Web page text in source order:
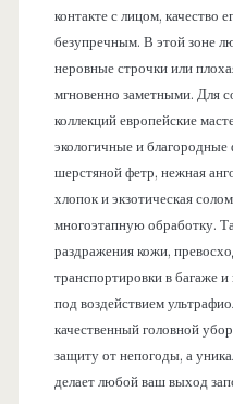
контакте с лицом, качество
безупречным. В этой зоне
неровные строчки или
мгновенно заметными. Для
коллекций европейские
экологичные и
шерстяной фетр, нежная
хлопок и экзотическая
многоэтапную обработку.
раздражения кожи,
транспортировки в багаже
под воздействием
качественный головной
защиту от непогоды, а
делает любой ваш выход